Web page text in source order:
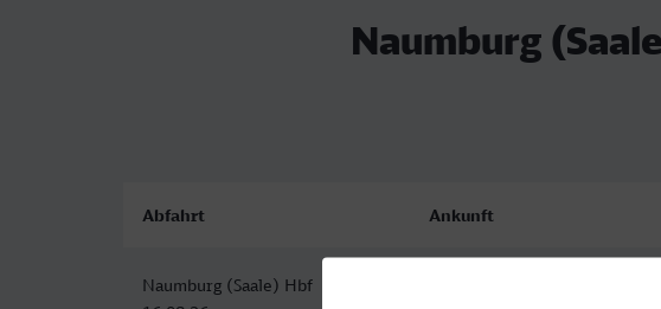
Naumburg
Abfahrt Ankunft
Naumburg (Saale) Hbf